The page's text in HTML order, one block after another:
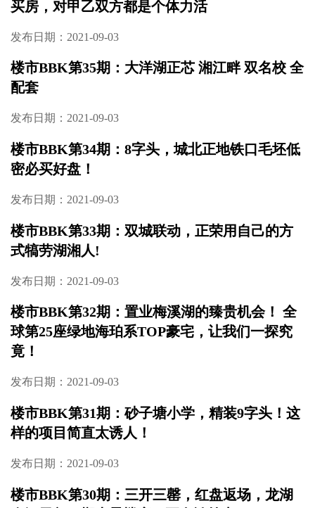
里这样的毛坯复式四房，首付只要30万？
发布日期：2021-09-03
楼市BBK第37期：首付仅需30万起，入手大梅
溪地铁口精妆三房！
发布日期：2021-09-03
楼市BBK第36期：一天卖4800万！到春江天玺
买房，对甲乙双方都是个体力活
发布日期：2021-09-03
楼市BBK第35期：大洋湖正芯 湘江畔 双名校 全
配套
发布日期：2021-09-03
楼市BBK第34期：8字头，城北正地铁口毛坯低
密必买好盘！
式犒劳湖湘人!
球第25座绿地海珀系TOP豪宅，让我们一探究